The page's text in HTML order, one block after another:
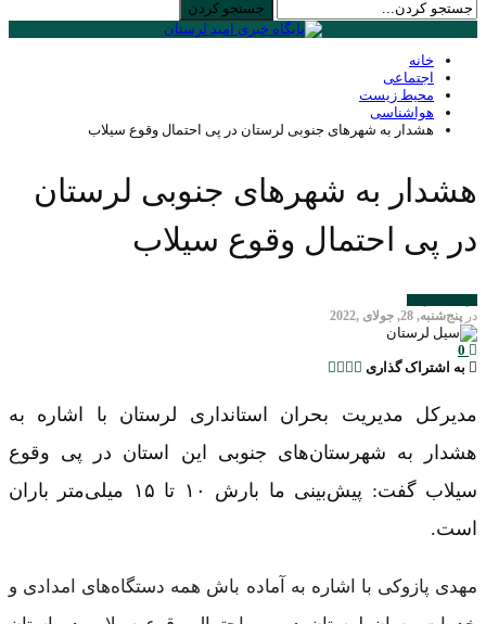
خانه
اجتماعی
محیط زیست
هواشناسی
هشدار به شهرهای جنوبی لرستان در پی احتمال وقوع سیلاب
هشدار به شهرهای جنوبی لرستان
در پی احتمال وقوع سیلاب
در پنج‌شنبه, 28, جولای ,2022
0
به اشتراک گذاری
مدیرکل مدیریت بحران استانداری لرستان با اشاره به
هشدار به شهرستان‌های جنوبی این استان در پی وقوع
سیلاب گفت: پیش‌بینی ما بارش ۱۰ تا ۱۵ میلی‌متر باران
است.
مهدی پازوکی با اشاره به آماده باش همه دستگاه‌های امدادی و